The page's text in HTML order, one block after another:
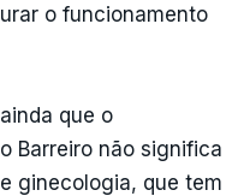
o funcionamento
que o
Barreiro não significa
ginecologia, que tem